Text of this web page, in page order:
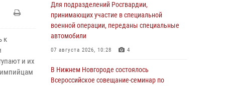
к
и их
Для подразделений Росгвардии,
принимающих участие в специальной
военной операции, переданы специальные
автомобили
07 августа 2026, 10:28 4
В Нижнем Новгороде состоялось
Всероссийское совещание-семинар по